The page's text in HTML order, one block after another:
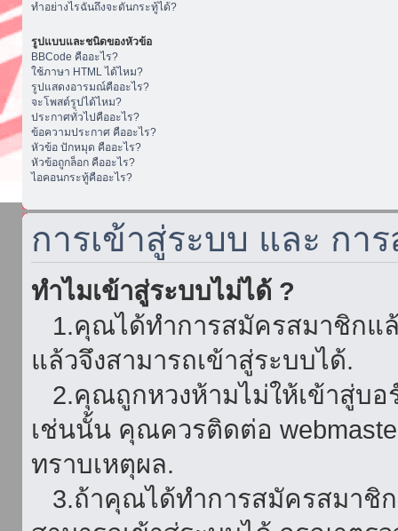
ทำอย่างไรฉันถึงจะดันกระทู้ได้?
รูปแบบและชนิดของหัวข้อ
BBCode คืออะไร?
ใช้ภาษา HTML ได้ไหม?
รูปแสดงอารมณ์คืออะไร?
จะโพสต์รูปได้ไหม?
ประกาศทั่วไปคืออะไร?
ข้อความประกาศ คืออะไร?
หัวข้อ ปักหมุด คืออะไร?
หัวข้อถูกล็อก คืออะไร?
ไอคอนกระทู้คืออะไร?
การเข้าสู่ระบบ และ กา
ทำไมเข้าสู่ระบบไม่ได้ ?
1.คุณได้ทำการสมัครสมาชิกแ
แล้วจึงสามารถเข้าสู่ระบบได้.
2.คุณถูกหวงห้ามไม่ให้เข้าสู่บอ
เช่นนั้น คุณควรติดต่อ
ทราบเหตุผล.
3.ถ้าคุณได้ทำการสมัครสมาชิ